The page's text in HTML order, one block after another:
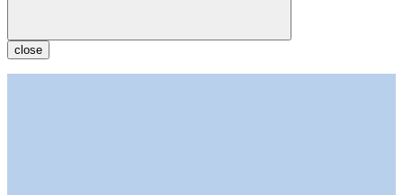
close